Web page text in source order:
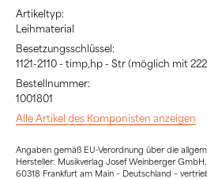
Artikeltyp:
Leihmaterial
Besetzungsschlüssel:
1121-2110 - timp,hp - Str (möglich mit
Bestellnummer:
1001801
Alle Artikel des Komponisten anzeigen
Angaben gemäß EU-Verordnung über die
Hersteller: Musikverlag Josef Weinberger
60318 Frankfurt am Main – Deutschland –